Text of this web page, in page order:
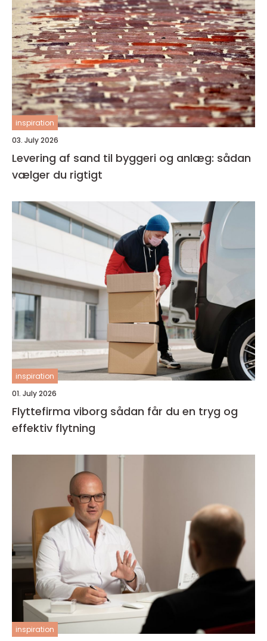
inspiration
03. July 2026
Levering af sand til byggeri og anlæg: sådan
vælger du rigtigt
inspiration
01. July 2026
Flyttefirma viborg sådan får du en tryg og
effektiv flytning
inspiration